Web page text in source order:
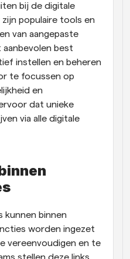
bij de digitale
populaire tools en
van aangepaste
aanbevolen best
instellen en beheren
te focussen op
en
dat unieke
via alle digitale
kunnen binnen
worden ingezet
vereenvoudigen en te
stellen deze links